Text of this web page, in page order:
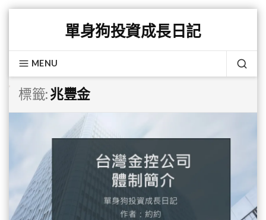
content
單身狗投資成長日記
MENU
標籤:兆豐金